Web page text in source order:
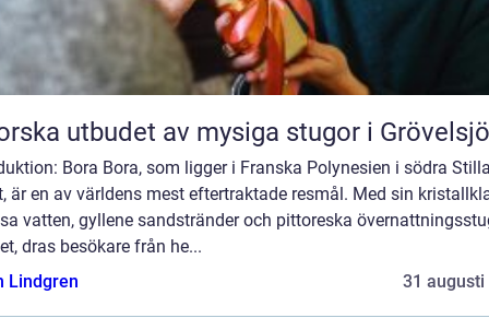
utbudet av mysiga stugor i
Bora Bora, som ligger i Franska Polynesien i södra
är en av världens mest eftertraktade resmål. Med sin
vatten, gyllene sandstränder och pittoreska
dras besökare från he...
Lindgren
31 augusti